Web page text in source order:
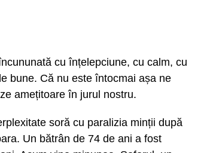
cu înțelepciune, cu calm, cu
bune. Că nu este întocmai așa ne
amețitoare în jurul nostru.
soră cu paralizia minții după
Un bătrân de 74 de ani a fost